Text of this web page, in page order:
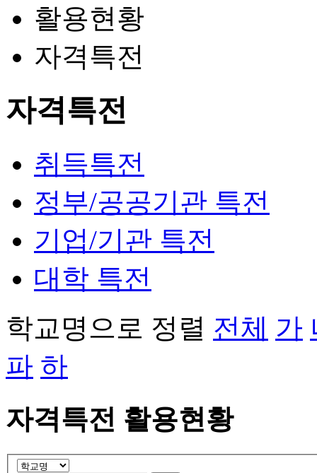
활용현황
자격특전
자격특전
취득특전
정부/공공기관 특전
기업/기관 특전
대학 특전
학교명으로 정렬 전체 가
파 하
자격특전 활용현황